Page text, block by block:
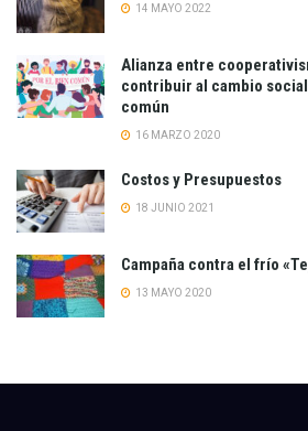
14 MAYO 2022
Alianza entre
contribuir al cambio
común
16 MARZO 2020
Costos y Presupuestos
18 JUNIO 2021
Campaña contra el frío
13 MAYO 2020